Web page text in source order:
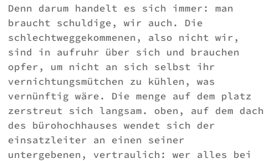
Denn darum handelt es sich immer: man
braucht schuldige, wir auch. Die
schlechtweggekommenen, also nicht wir,
sind in aufruhr über sich und brauchen
opfer, um nicht an sich selbst ihr
vernichtungsmütchen zu kühlen, was
vernünftig wäre. Die menge auf dem platz
zerstreut sich langsam. oben, auf dem dach
des bürohochhauses wendet sich der
einsatzleiter an einen seiner
untergebenen, vertraulich: wer alles bei